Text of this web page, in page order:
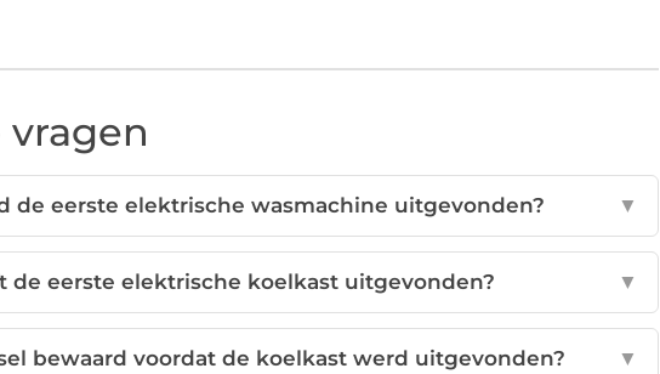
de eerste elektrische wasmachine uitgevonden? ▼
de eerste elektrische koelkast uitgevonden? ▼
bewaard voordat de koelkast werd uitgevonden? ▼